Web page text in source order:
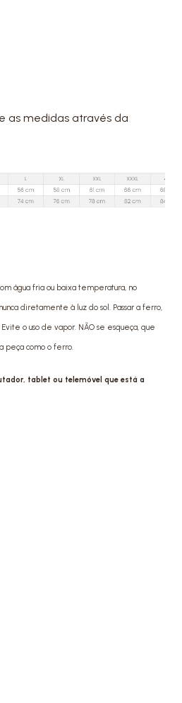
as medidas através da
água fria ou baixa temperatura, no
diretamente à luz do sol. Passar a ferro,
o uso de vapor. NÃO se esqueça, que
peça como o ferro.
tablet ou telemóvel que está a